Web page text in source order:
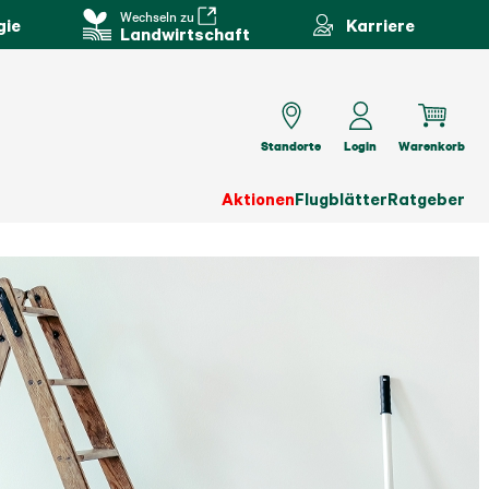
Wechseln zu
Landwirtschaft Karriere
AktionenFlugblätterRatgeber
Standorte Login Warenkorb